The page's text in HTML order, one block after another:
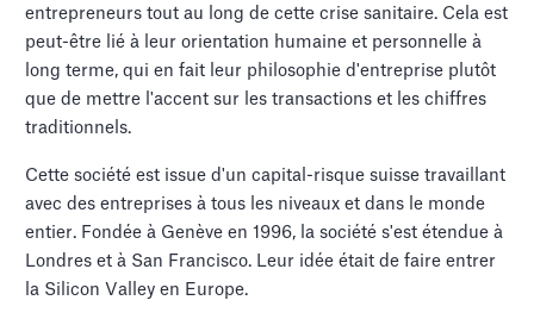
entrepreneurs tout au long de cette crise sanitaire. Cela est
peut-être lié à leur orientation humaine et personnelle à
long terme, qui en fait leur philosophie d'entreprise plutôt
que de mettre l'accent sur les transactions et les chiffres
traditionnels.
Cette société est issue d'un capital-risque suisse travaillant
avec des entreprises à tous les niveaux et dans le monde
entier. Fondée à Genève en 1996, la société s'est étendue à
Londres et à San Francisco. Leur idée était de faire entrer
la Silicon Valley en Europe.